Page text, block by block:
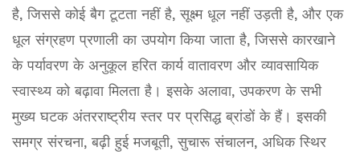
है, जिससे कोई बैग टूटता नहीं है, सूक्ष्म धूल नहीं उड़ती है, और एक
धूल संग्रहण प्रणाली का उपयोग किया जाता है, जिससे कारखाने
के पर्यावरण के अनुकूल हरित कार्य वातावरण और व्यावसायिक
स्वास्थ्य को बढ़ावा मिलता है। इसके अलावा, उपकरण के सभी
मुख्य घटक अंतरराष्ट्रीय स्तर पर प्रसिद्ध ब्रांडों के हैं। इसकी
समग्र संरचना, बढ़ी हुई मजबूती, सुचारू संचालन, अधिक स्थिर